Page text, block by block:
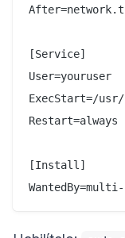
[Service]
User=youruser
ExecStart=/
Restart=always
[Install]